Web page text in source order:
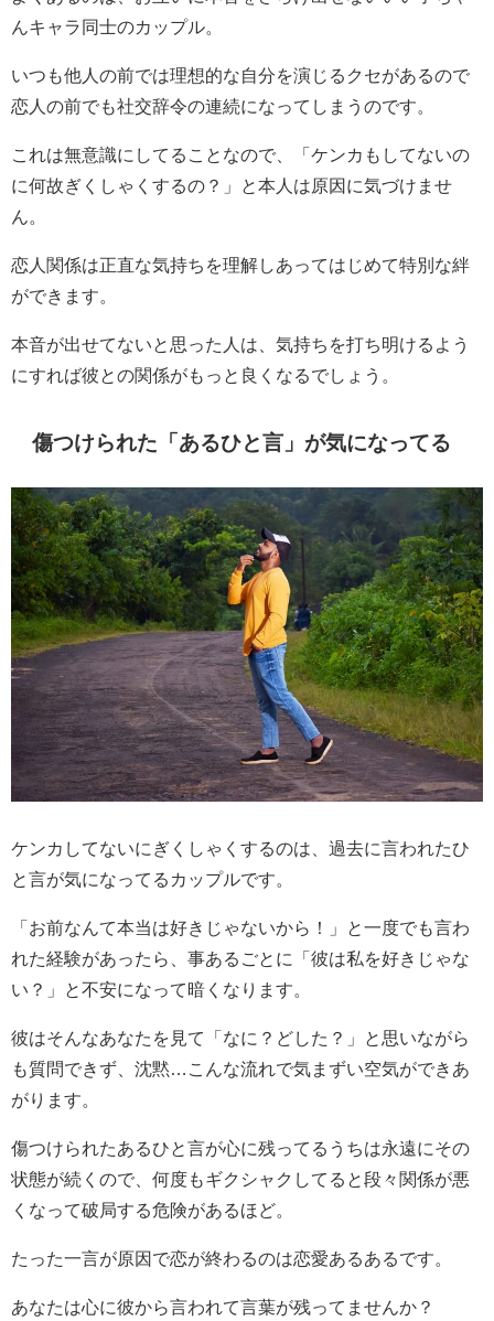
んキャラ同士のカップル。
いつも他人の前では理想的な自分を演じるクセがあるので
恋人の前でも社交辞令の連続になってしまうのです。
これは無意識にしてることなので、「ケンカもしてないの
に何故ぎくしゃくするの？」と本人は原因に気づけませ
ん。
恋人関係は正直な気持ちを理解しあってはじめて特別な絆
ができます。
本音が出せてないと思った人は、気持ちを打ち明けるよう
にすれば彼との関係がもっと良くなるでしょう。
傷つけられた「あるひと言」が気になってる
ケンカしてないにぎくしゃくするのは、過去に言われたひ
と言が気になってるカップルです。
「お前なんて本当は好きじゃないから！」と一度でも言わ
れた経験があったら、事あるごとに「彼は私を好きじゃな
い？」と不安になって暗くなります。
彼はそんなあなたを見て「なに？どした？」と思いながら
も質問できず、沈黙…こんな流れで気まずい空気ができあ
がります。
傷つけられたあるひと言が心に残ってるうちは永遠にその
状態が続くので、何度もギクシャクしてると段々関係が悪
くなって破局する危険があるほど。
たった一言が原因で恋が終わるのは恋愛あるあるです。
あなたは心に彼から言われて言葉が残ってませんか？